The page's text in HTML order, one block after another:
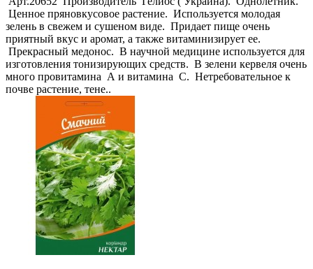
Ценное пряновкусовое растение. Используется молодая
зелень в свежем и сушеном виде. Придает пище очень
приятный вкус и аромат, а также витаминизирует ее.
Прекрасный медонос. В научной медицине используется для
изготовления тонизирующих средств. В зелени кервеля очень
много провитамина А и витамина С. Нетребовательное к
почве растение, тене..